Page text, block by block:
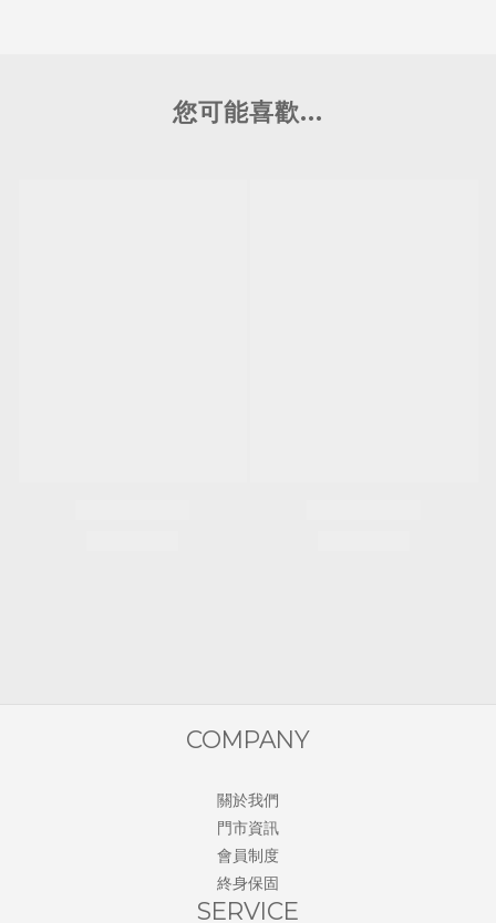
您可能喜歡...
COMPANY
關於我們
門市資訊
會員制度
終身保固
SERVICE